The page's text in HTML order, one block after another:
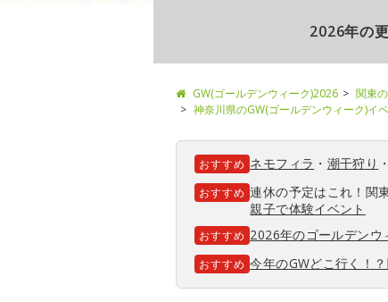
2026年の
GW(ゴールデンウィーク)2026 関東
神奈川県のGW(ゴールデンウィーク)イ
おすすめ ネモフィラ ・ 潮干狩り ・
おすすめ 連休の予定はこれ！関
親子で体験イベント
おすすめ 2026年のゴールデンウ
おすすめ 今年のGWどこ行く！